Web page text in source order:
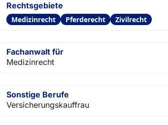
Rechtsgebiete
Medizinrecht Pferderecht Zivilrecht
Fachanwalt für
Medizinrecht
Sonstige Berufe
Versicherungskauffrau